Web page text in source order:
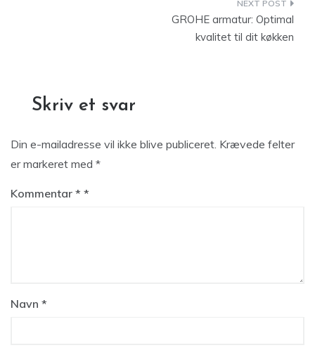
GROHE armatur: Optimal
kvalitet til dit køkken
Skriv et svar
Din e-mailadresse vil ikke blive publiceret. Krævede felter
er markeret med *
Kommentar *
Navn *